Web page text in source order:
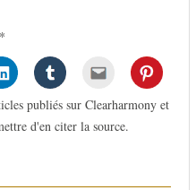
publiés sur Clearharmony et
d'en citer la source.